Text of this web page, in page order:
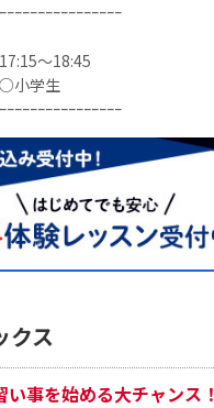
ｰｰｰｰｰｰｰｰｰｰｰｰｰｰｰ
～18:45
学生
ｰｰｰｰｰｰｰｰｰｰｰｰｰｰｰ
クス
事を始める大チャンス！